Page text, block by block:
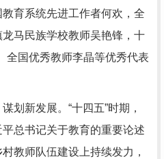
育系统先进工作者何欢，全
马民族学校教师吴艳锋，十
全国优秀教师李晶等优秀代表
划新发展。“十四五”时期，
总书记关于教育的重要论述
教师队伍建设上持续发力，